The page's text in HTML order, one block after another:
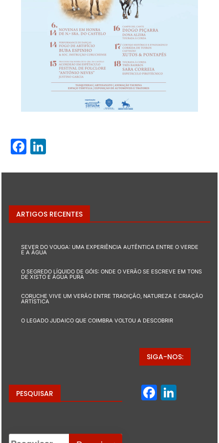
Facebook
ARTIGOS RECENTES
SEVER DO VOUGA: UMA EXPERIÊNCIA AUTÊNTICA ENTRE O VERDE
E A ÁGUA
O SEGREDO LÍQUIDO DE GÓIS: ONDE O VERÃO SE ESCREVE EM TONS
DE XISTO E ÁGUA PURA
CORUCHE VIVE UM VERÃO ENTRE TRADIÇÃO, NATUREZA E CRIAÇÃO
ARTÍSTICA
O LEGADO JUDAICO QUE COIMBRA VOLTOU A DESCOBRIR
PESQUISAR
SIGA-NOS: